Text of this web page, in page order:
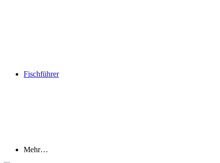
Fischführer
Mehr…